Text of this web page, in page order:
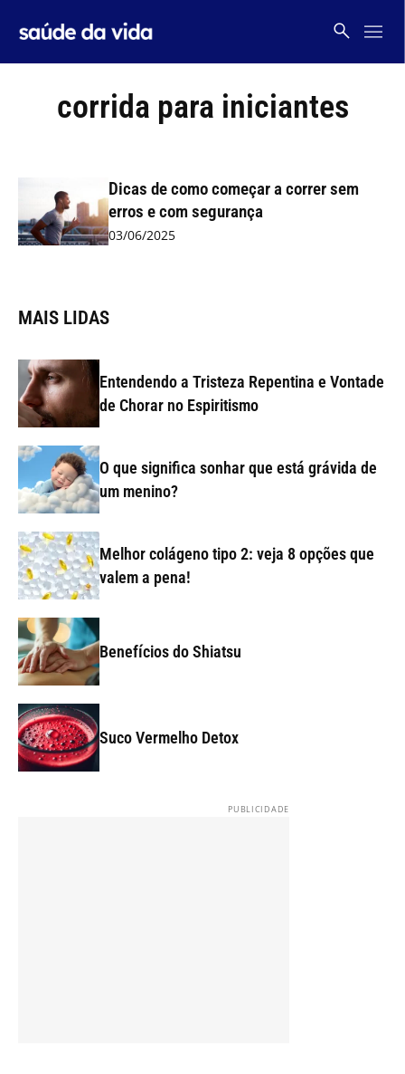
corrida para iniciantes
Dicas de como começar a correr sem
erros e com segurança
03/06/2025
MAIS LIDAS
Entendendo a Tristeza Repentina e Vontade
de Chorar no Espiritismo
O que significa sonhar que está grávida de
um menino?
Melhor colágeno tipo 2: veja 8 opções que
valem a pena!
Benefícios do Shiatsu
Suco Vermelho Detox